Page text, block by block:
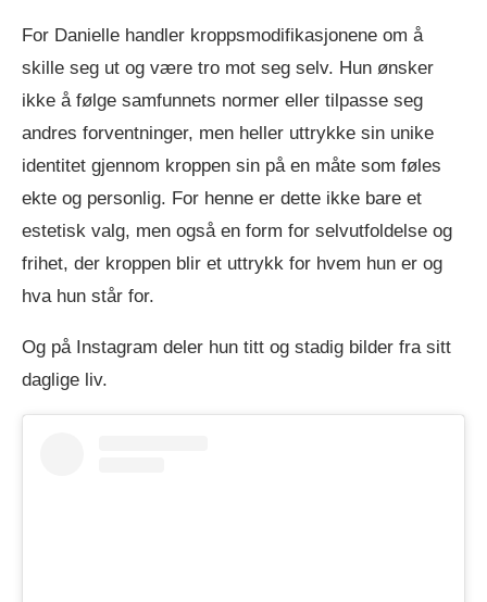
For Danielle handler kroppsmodifikasjonene om å
skille seg ut og være tro mot seg selv. Hun ønsker
ikke å følge samfunnets normer eller tilpasse seg
andres forventninger, men heller uttrykke sin unike
identitet gjennom kroppen sin på en måte som føles
ekte og personlig. For henne er dette ikke bare et
estetisk valg, men også en form for selvutfoldelse og
frihet, der kroppen blir et uttrykk for hvem hun er og
hva hun står for.
Og på Instagram deler hun titt og stadig bilder fra sitt
daglige liv.